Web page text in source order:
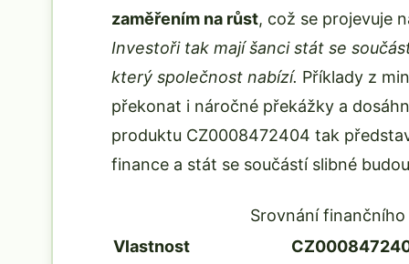
zaměřením na růst, což se projevuje
Investoři tak mají šanci stát se
který společnost nabízí. Příklady z
překonat i náročné překážky a
produktu CZ0008472404 tak
finance a stát se součástí slibné
Srovnání
Vlastnost